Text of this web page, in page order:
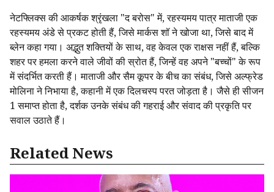
नेटफ्लिक्स की आकर्षक श्रृंखला "द बरोस" में, रहस्यमय पात्र माताजी एक
रहस्यमय अंडे से प्रकट होती हैं, जिसे मार्कस शॉ ने खोजा था, जिसे बाद में
ब्लेन कहा गया। अद्भुत शक्तियों के साथ, वह केवल एक राक्षस नहीं हैं, बल्कि
शहर पर हमला करने वाले जीवों की स्रोत हैं, जिन्हें वह अपने "बच्चों" के रूप
में संदर्भित करती हैं। माताजी और सैम कूपर के बीच का संबंध, जिसे अल्फ्रेड
मोलिना ने निभाया है, कहानी में एक दिलचस्प परत जोड़ता है। जैसे ही सीजन
1 समाप्त होता है, दर्शक उनके संबंध की गहराई और संवाद की प्रकृति पर
सवाल उठाते हैं।
Related News